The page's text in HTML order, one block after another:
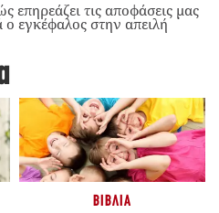
επηρεάζει τις αποφάσεις μας
εγκέφαλος στην απειλή
ΒΙΒΛΊΑ